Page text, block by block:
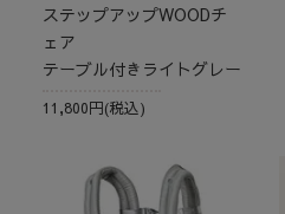
ステップアップWOODチ
ェア
テーブル付きライトグレー
11,800円(税込)